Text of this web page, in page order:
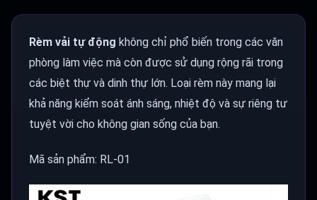
Rèm vải tự động không chỉ phổ biến trong các văn
phòng làm việc mà còn được sử dụng rộng rãi trong
các biệt thự và dinh thự lớn. Loại rèm này mang lại
khả năng kiểm soát ánh sáng, nhiệt độ và sự riêng tư
tuyệt vời cho không gian sống của bạn.
Mã sản phẩm: RL-01